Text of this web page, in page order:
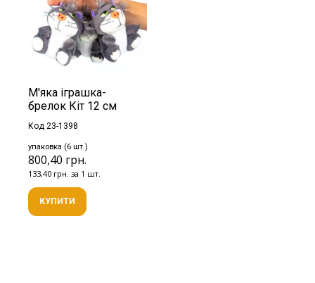
М'яка іграшка-
брелок Кіт 12 см
Код 23-1398
упаковка (6 шт.)
800,40 грн.
133,40 грн. за 1 шт.
КУПИТИ